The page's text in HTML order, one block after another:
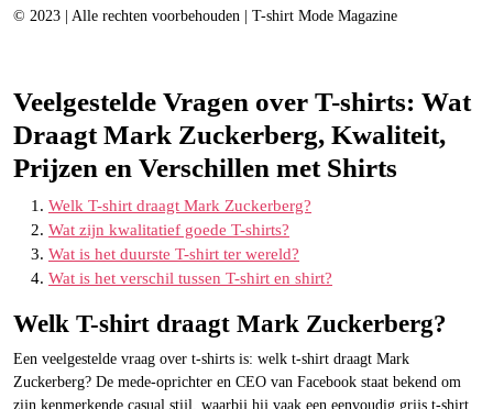
© 2023 | Alle rechten voorbehouden | T-shirt Mode Magazine
Veelgestelde Vragen over T-shirts: Wat
Draagt Mark Zuckerberg, Kwaliteit,
Prijzen en Verschillen met Shirts
Welk T-shirt draagt ​​Mark Zuckerberg?
Wat zijn kwalitatief goede T-shirts?
Wat is het duurste T-shirt ter wereld?
Wat is het verschil tussen T-shirt en shirt?
Welk T-shirt draagt ​​Mark Zuckerberg?
Een veelgestelde vraag over t-shirts is: welk t-shirt draagt Mark
Zuckerberg? De mede-oprichter en CEO van Facebook staat bekend om
zijn kenmerkende casual stijl, waarbij hij vaak een eenvoudig grijs t-shirt